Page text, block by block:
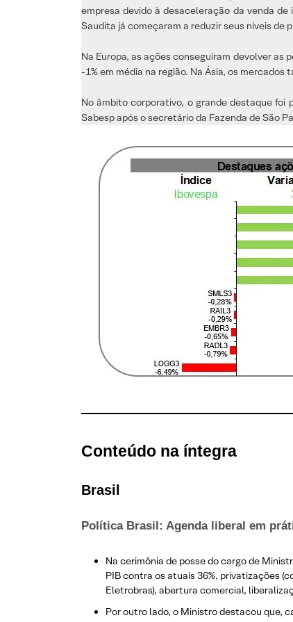
empresa devido à desaceleração da venda
Saudita já começaram a reduzir seus níveis de
Na Europa, as ações conseguiram devolver as
-1% em média na região. Na Ásia, os
No âmbito corporativo, o grande destaque
Sabesp após o secretário da Fazenda de São
Conteúdo na íntegra
Brasil
Política Brasil: Agenda liberal em
Na cerimônia de posse do cargo de
PIB contra os atuais 36%, privatizações
Eletrobras), abertura comercial,
Por outro lado, o Ministro destacou que,